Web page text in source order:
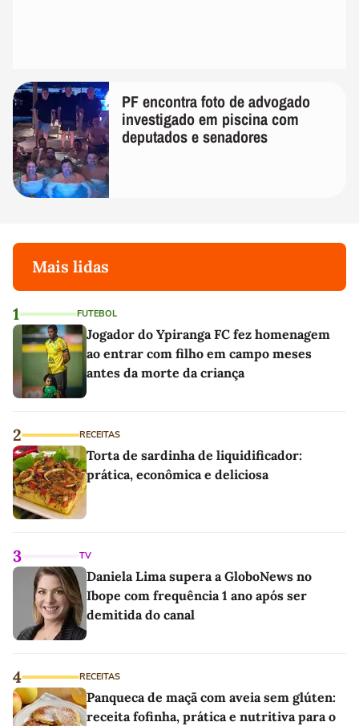
PF encontra foto de advogado
investigado em piscina com
deputados e senadores
Mais lidas
1 FUTEBOL
Jogador do Ypiranga FC fez homenagem
ao entrar com filho em campo meses
antes da morte da criança
2 RECEITAS
Torta de sardinha de liquidificador:
prática, econômica e deliciosa
3 TV
Daniela Lima supera a GloboNews no
Ibope com frequência 1 ano após ser
demitida do canal
4 RECEITAS
Panqueca de maçã com aveia sem glúten:
receita fofinha, prática e nutritiva para o